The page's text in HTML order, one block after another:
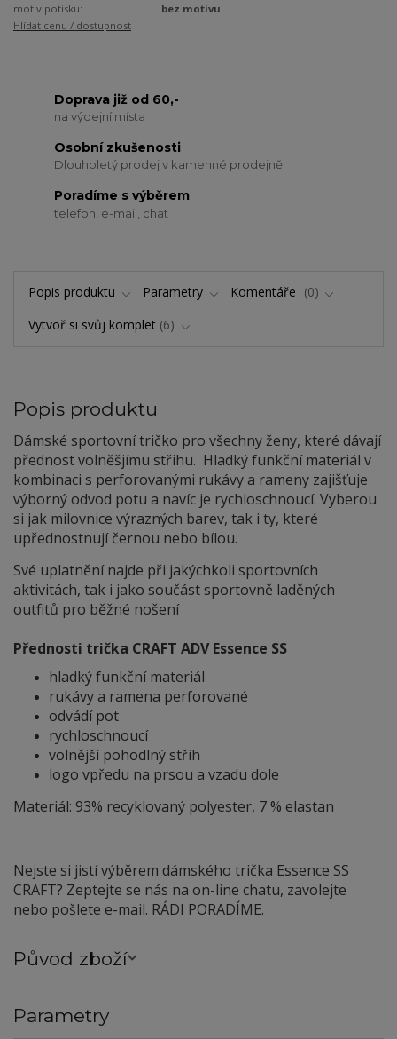
motiv potisku:
bez motivu
Hlídat cenu / dostupnost
Doprava již od 60,-
na výdejní místa
Osobní zkušenosti
Dlouholetý prodej v kamenné prodejně
Poradíme s výběrem
telefon, e-mail, chat
Popis produktu Parametry Komentáře
0
Vytvoř si svůj komplet 6
Popis produktu
Dámské sportovní tričko pro všechny ženy, které dávají
přednost volněšjímu střihu. Hladký funkční materiál v
kombinaci s perforovanými rukávy a rameny zajišťuje
výborný odvod potu a navíc je rychloschnoucí. Vyberou
si jak milovnice výrazných barev, tak i ty, které
upřednostnují černou nebo bílou.
Své uplatnění najde při jakýchkoli sportovních
aktivitách, tak i jako součást sportovně laděných
outfitů pro běžné nošení
Přednosti trička CRAFT ADV Essence SS
hladký funkční materiál
rukávy a ramena perforované
odvádí pot
rychloschnoucí
volnější pohodlný střih
logo vpředu na prsou a vzadu dole
Materiál: 93% recyklovaný polyester, 7 % elastan
Nejste si jistí výběrem dámského trička Essence SS
CRAFT? Zeptejte se nás na on-line chatu, zavolejte
nebo pošlete e-mail. RÁDI PORADÍME.
Původ zboží
Parametry